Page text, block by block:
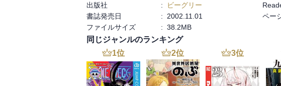
出版社
: ビーグリー
書誌発売日
: 2002.11.01 ペー
ファイルサイズ
: 38.2MB
同じジャンルのランキング
1位 2位 3位